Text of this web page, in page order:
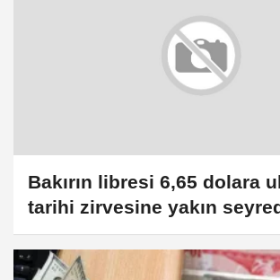
Bakırın libresi 6,65 dolara
tarihi zirvesine yakın